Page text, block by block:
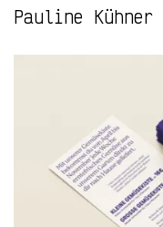
Pauline Kühner